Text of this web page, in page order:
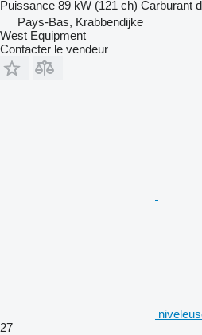
Puissance 89 kW (121 ch) Carburant
Pays-Bas, Krabbendijke
West Equipment
Contacter le vendeur
27